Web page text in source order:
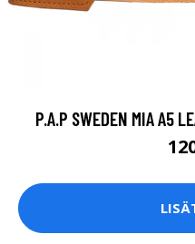
P.A.P SWEDEN MIA A5